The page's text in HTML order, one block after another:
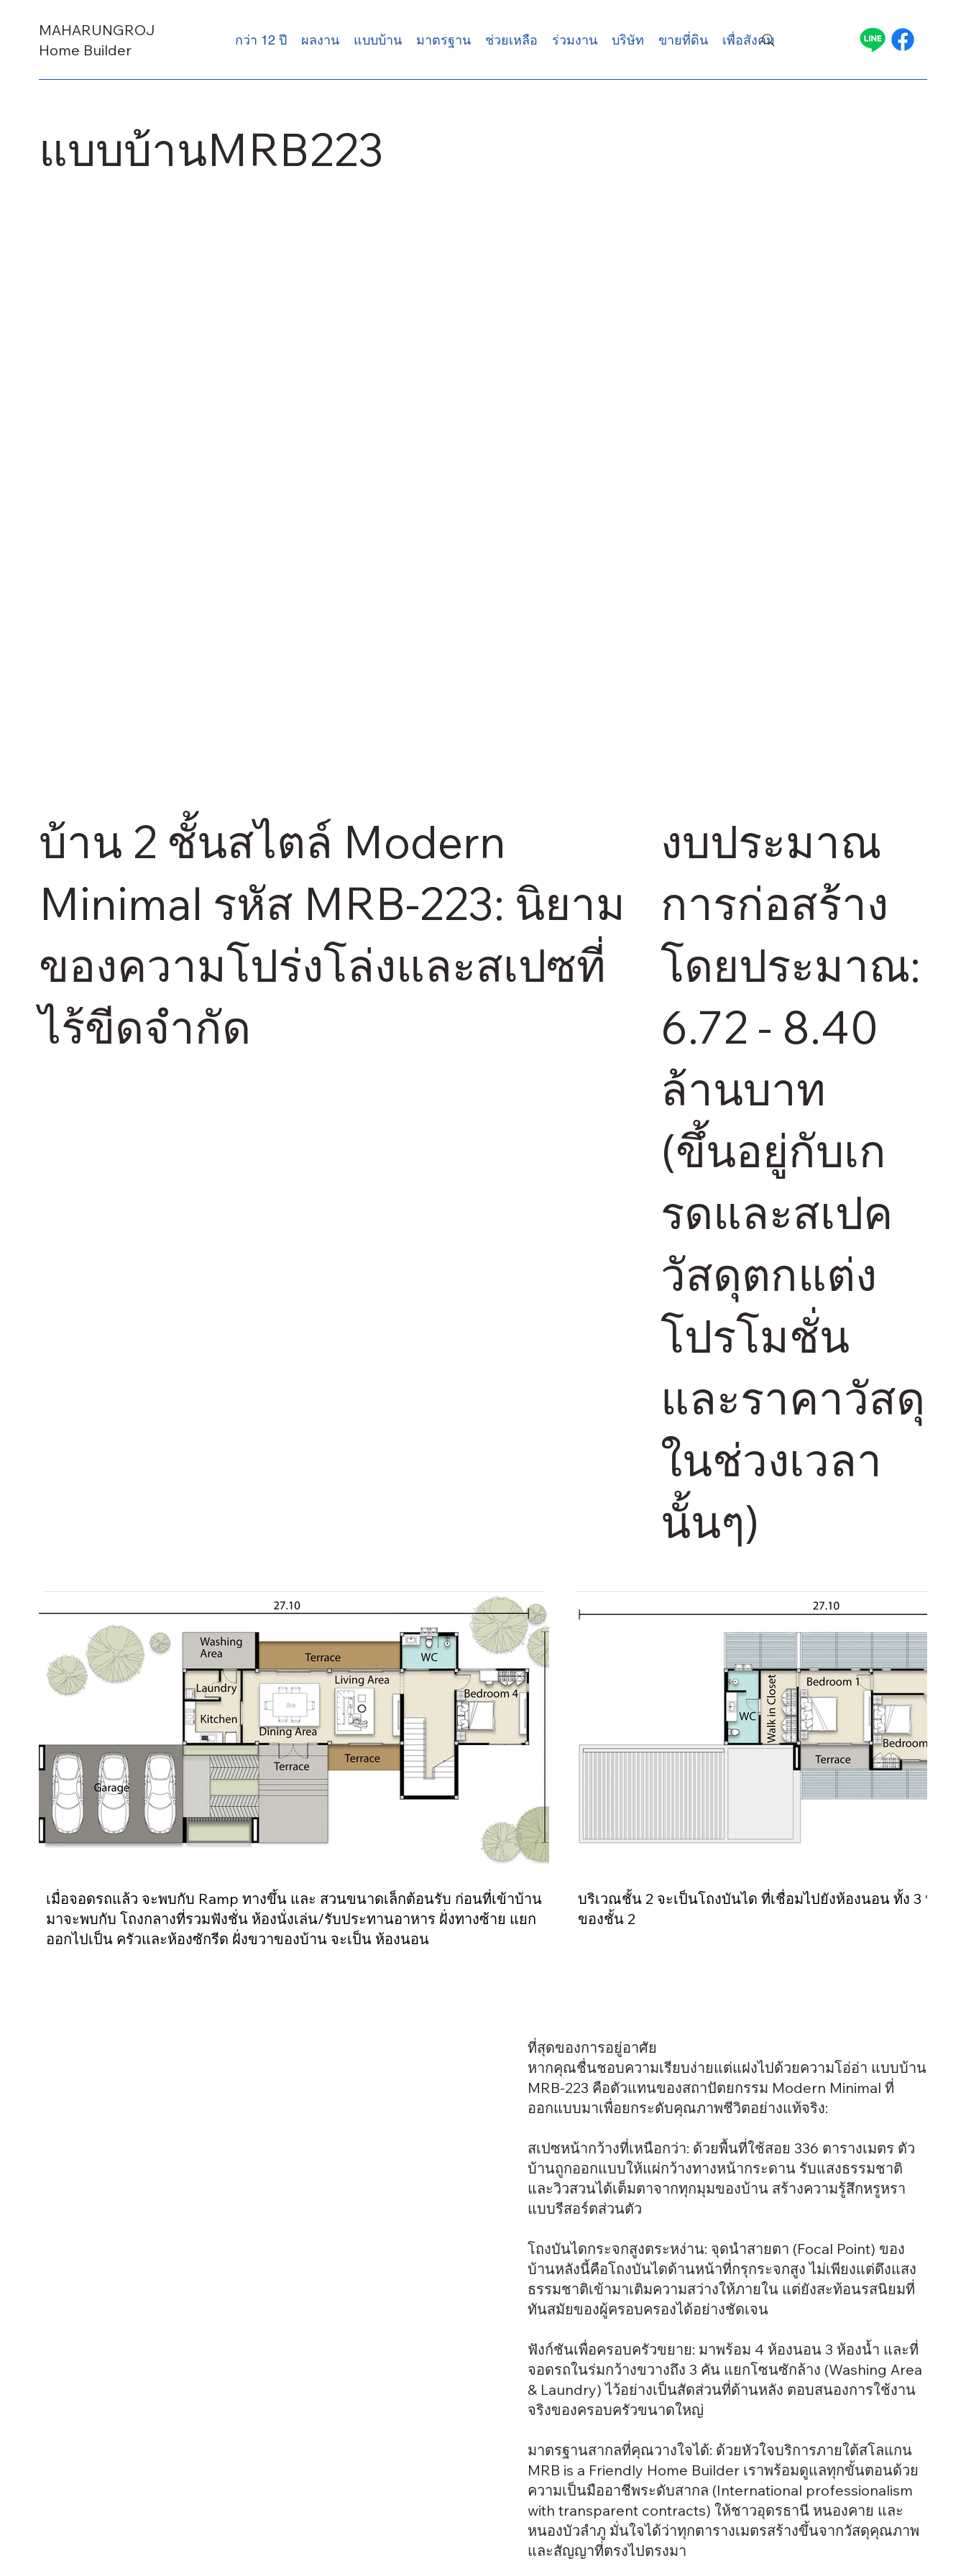
กว่า 12 ปี ผลงาน แบบบ้าน มาตรฐาน ช่วยเหลือ ร่วมงาน บริษัท ขายที่ดิน เพื่อสังคม
MAHARUNGROJ
Home Builder
แบบบ้านMRB223
บ้าน 2 ชั้นสไตล์ Modern
Minimal รหัส MRB-223: นิยาม
ของความโปร่งโล่งและสเปซที่
ไร้ขีดจำกัด
งบประมาณ
การก่อสร้าง
โดยประมาณ:
6.72 - 8.40
ล้านบาท
(ขึ้นอยู่กับเก
รดและสเปค
วัสดุตกแต่ง
โปรโมชั่น
และราคาวัสดุ
ในช่วงเวลา
นั้นๆ)
เมื่อจอดรถแล้ว จะพบกับ Ramp ทางขึ้น และ สวนขนาดเล็กต้อนรับ ก่อนที่เข้าบ้าน
มาจะพบกับ โถงกลางที่รวมฟังชั่น ห้องนั่งเล่น/รับประทานอาหาร ฝั่งทางซ้าย แยก
ออกไปเป็น ครัวและห้องซักรีด ฝั่งขวาของบ้าน จะเป็น ห้องนอน
บริเวณชั้น 2 จะเป็นโถงบันได ที่เชื่อมไปยังห้องนอน ทั้ง 3 ห้อง
ของชั้น 2
ที่สุดของการอยู่อาศัย
หากคุณชื่นชอบความเรียบง่ายแต่แฝงไปด้วยความโอ่อ่า แบบบ้าน
MRB-223 คือตัวแทนของสถาปัตยกรรม Modern Minimal ที่
ออกแบบมาเพื่อยกระดับคุณภาพชีวิตอย่างแท้จริง:
สเปซหน้ากว้างที่เหนือกว่า: ด้วยพื้นที่ใช้สอย 336 ตารางเมตร ตัว
บ้านถูกออกแบบให้แผ่กว้างทางหน้ากระดาน รับแสงธรรมชาติ
และวิวสวนได้เต็มตาจากทุกมุมของบ้าน สร้างความรู้สึกหรูหรา
แบบรีสอร์ตส่วนตัว
โถงบันไดกระจกสูงตระหง่าน: จุดนำสายตา (Focal Point) ของ
บ้านหลังนี้คือโถงบันไดด้านหน้าที่กรุกระจกสูง ไม่เพียงแต่ดึงแสง
ธรรมชาติเข้ามาเติมความสว่างให้ภายใน แต่ยังสะท้อนรสนิยมที่
ทันสมัยของผู้ครอบครองได้อย่างชัดเจน
ฟังก์ชันเพื่อครอบครัวขยาย: มาพร้อม 4 ห้องนอน 3 ห้องน้ำ และที่
จอดรถในร่มกว้างขวางถึง 3 คัน แยกโซนซักล้าง (Washing Area
& Laundry) ไว้อย่างเป็นสัดส่วนที่ด้านหลัง ตอบสนองการใช้งาน
จริงของครอบครัวขนาดใหญ่
มาตรฐานสากลที่คุณวางใจได้: ด้วยหัวใจบริการภายใต้สโลแกน
MRB is a Friendly Home Builder เราพร้อมดูแลทุกขั้นตอนด้วย
ความเป็นมืออาชีพระดับสากล (International professionalism
with transparent contracts) ให้ชาวอุดรธานี หนองคาย และ
หนองบัวลำภู มั่นใจได้ว่าทุกตารางเมตรสร้างขึ้นจากวัสดุคุณภาพ
และสัญญาที่ตรงไปตรงมา